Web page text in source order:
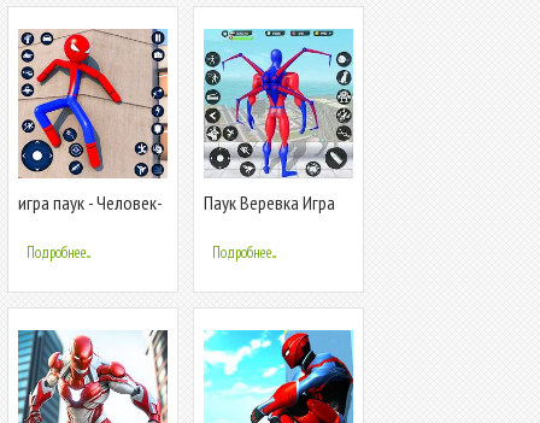
игра паук - Человек-
Подробнее...
Паук Веревка Игра
Подробнее...